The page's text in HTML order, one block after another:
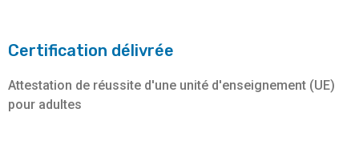
Certification délivrée
Attestation de réussite d'une unité d'enseignement (UE)
pour adultes